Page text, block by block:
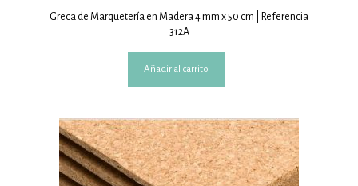
Greca de Marquetería en Madera 4 mm x 50 cm | Referencia
312A
Añadir al carrito